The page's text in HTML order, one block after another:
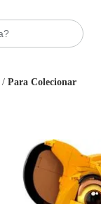
/ Para Colecionar